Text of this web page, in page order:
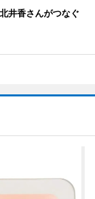
井香さんがつなぐ